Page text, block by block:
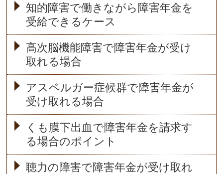
知的障害で働きながら障害年金を
受給できるケース
高次脳機能障害で障害年金が受け
取れる場合
アスペルガー症候群で障害年金が
受け取れる場合
くも膜下出血で障害年金を請求す
る場合のポイント
聴力の障害で障害年金が受け取れ